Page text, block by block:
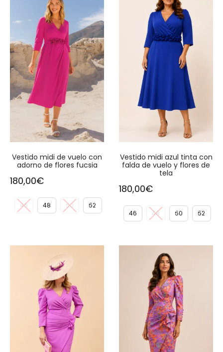
Vestido midi de vuelo con
adorno de flores fucsia
180,00€
46 48 50 52
Vestido midi azul tinta con
falda de vuelo y flores de
tela
180,00€
46 48 50 52